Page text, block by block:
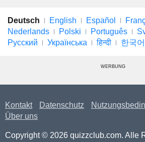
Deutsch English Español
Nederlands
Polski Português
Русский
Українська हिन्दी 한국어
WERBUNG
Kontakt Datenschutz
Über uns
Copyright © 2026 quizzclub.com. Alle